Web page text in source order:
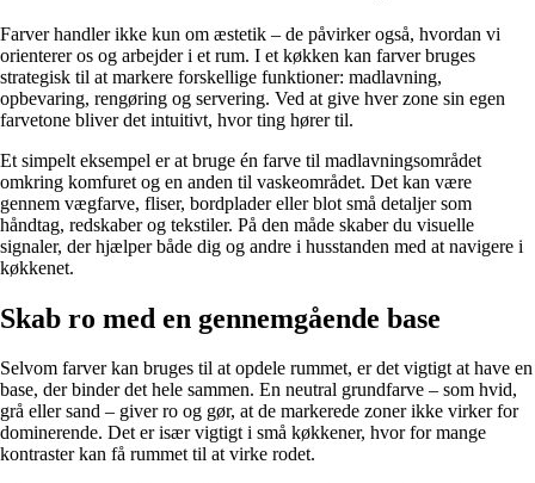
Farver handler ikke kun om æstetik – de påvirker også, hvordan vi
orienterer os og arbejder i et rum. I et køkken kan farver bruges
strategisk til at markere forskellige funktioner: madlavning,
opbevaring, rengøring og servering. Ved at give hver zone sin egen
farvetone bliver det intuitivt, hvor ting hører til.
Et simpelt eksempel er at bruge én farve til madlavningsområdet
omkring komfuret og en anden til vaskeområdet. Det kan være
gennem vægfarve, fliser, bordplader eller blot små detaljer som
håndtag, redskaber og tekstiler. På den måde skaber du visuelle
signaler, der hjælper både dig og andre i husstanden med at navigere i
køkkenet.
Skab ro med en gennemgående base
Selvom farver kan bruges til at opdele rummet, er det vigtigt at have en
base, der binder det hele sammen. En neutral grundfarve – som hvid,
grå eller sand – giver ro og gør, at de markerede zoner ikke virker for
dominerende. Det er især vigtigt i små køkkener, hvor for mange
kontraster kan få rummet til at virke rodet.